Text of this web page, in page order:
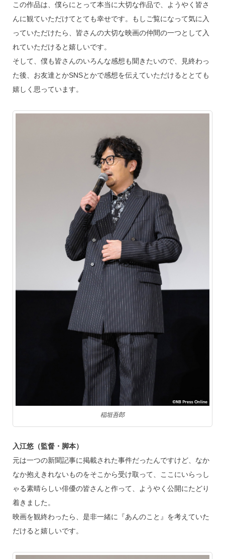
この作品は、僕らにとって本当に大切な作品で、ようやく皆さ
んに観ていただけてとても幸せです。もしご覧になって気に入
っていただけたら、皆さんの大切な映画の仲間の一つとして入
れていただけると嬉しいです。
そして、僕も皆さんのいろんな感想も聞きたいので、見終わっ
た後、お友達とかSNSとかで感想を伝えていただけるととても
嬉しく思っています。
稲垣吾郎
入江悠（監督・脚本）
元は一つの新聞記事に掲載された事件だったんですけど、なか
なか抱えきれないものをそこから受け取って、ここにいらっし
ゃる素晴らしい俳優の皆さんと作って、ようやく公開にたどり
着きました。
映画を観終わったら、是非一緒に『あんのこと』を考えていた
だけると嬉しいです。